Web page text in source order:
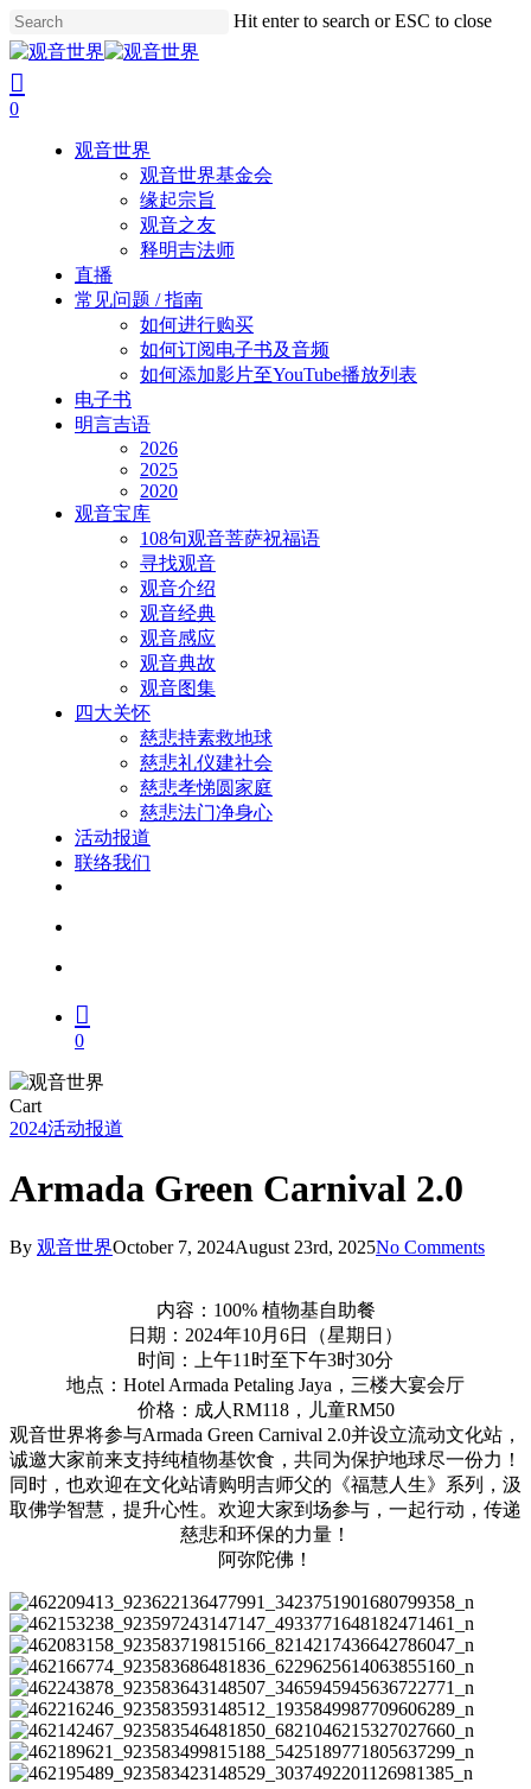
Skip
to
main
content
Hit enter to search or ESC to close
Close
Search
search
account
0
观音世界
观音世界基金会
缘起宗旨
观音之友
释明吉法师
直播
常见问题 / 指南
如何进行购买
如何订阅电子书及音频
如何添加影片至YouTube播放列表
电子书
明言吉语
2026
2025
2020
观音宝库
108句观音菩萨祝福语
寻找观音
观音介绍
观音经典
观音感应
观音典故
观音图集
四大关怀
慈悲持素救地球
慈悲礼仪建社会
慈悲孝悌圆家庭
慈悲法门净身心
活动报道
联络我们
0
CartClose
Cart
2024活动报道
Armada Green Carnival 2.0
By 观音世界October 7, 2024August 23rd, 2025No Comments
内容：100% 植物基自助餐
日期：2024年10月6日（星期日）
时间：上午11时至下午3时30分
地点：Hotel Armada Petaling Jaya，三楼大宴会厅
价格：成人RM118，儿童RM50
观音世界将参与Armada Green Carnival 2.0并设立流动文化站，
诚邀大家前来支持纯植物基饮食，共同为保护地球尽一份力！
同时，也欢迎在文化站请购明吉师父的《福慧人生》系列，汲
取佛学智慧，提升心性。欢迎大家到场参与，一起行动，传递
慈悲和环保的力量！
阿弥陀佛！
462209413_923622136477991_3423751901680799358_n
462153238_923597243147147_4933771648182471461_n
462083158_923583719815166_8214217436642786047_n
462166774_923583686481836_6229625614063855160_n
462243878_923583643148507_3465945945636722771_n
462216246_923583593148512_1935849987709606289_n
462142467_923583546481850_6821046215327027660_n
462189621_923583499815188_5425189771805637299_n